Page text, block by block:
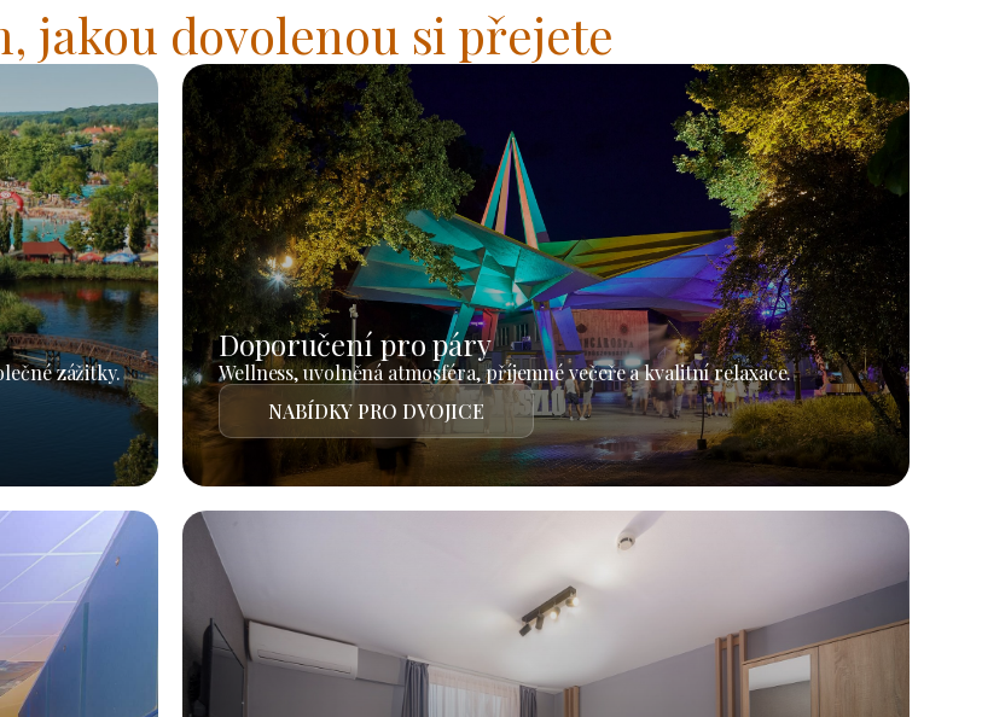
jakou dovolenou si přejete
zážitky.
Doporučení pro páry
Wellness, uvolněná atmosféra, příjemné večeře a kvalitní relaxace.
NABÍDKY PRO DVOJICE